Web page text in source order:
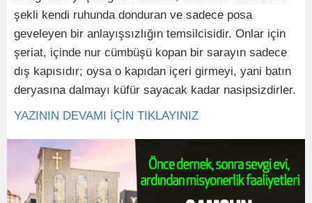
şekli kendi ruhunda donduran ve sadece posa
geveleyen bir anlayışsızlığın temsilcisidir. Onlar için
şeriat, içinde nur cümbüşü kopan bir sarayın sadece
dış kapısıdır; oysa o kapıdan içeri girmeyi, yani batın
deryasına dalmayı küfür sayacak kadar nasipsizdirler.
YAZININ DEVAMI İÇİN TIKLAYINIZ